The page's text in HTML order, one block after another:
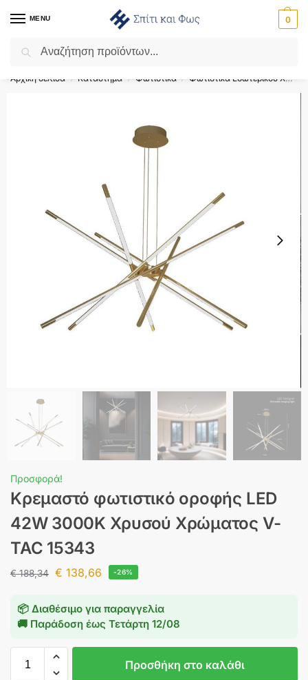
MENU 0
Flash Sale ⚡ 10% Έκπτωση με τον κωδικό ‘SPRING’!
Αρχική σελίδα / Κατάστημα / Φωτιστικά / Φωτιστικά Εσωτερικού Χώρου
Προσφορά!
Κρεμαστό φωτιστικό οροφής LED
42W 3000K Xρυσού Χρώματος V-
TAC 15343
€188,34 € 138,66 -26%
📦 Διαθέσιμο για παραγγελία
🚚 Παράδοση έως Τετάρτη 12/08
Προσθήκη στο καλάθι